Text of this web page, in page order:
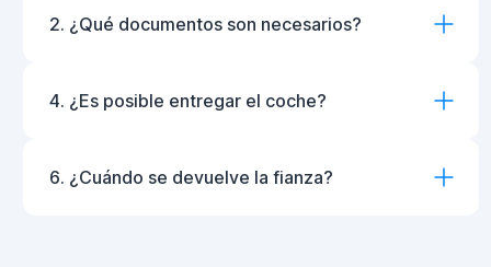
2. ¿Qué documentos son necesarios?
4. ¿Es posible entregar el coche?
6. ¿Cuándo se devuelve la fianza?